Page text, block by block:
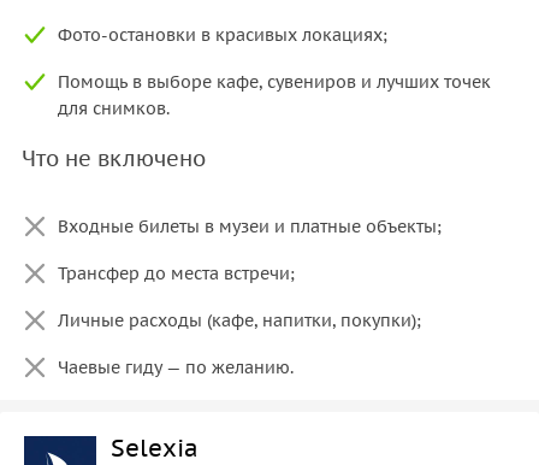
Фото-остановки в красивых локациях;
Помощь в выборе кафе, сувениров и лучших точек
для снимков.
Что не включено
Входные билеты в музеи и платные объекты;
Трансфер до места встречи;
Личные расходы (кафе, напитки, покупки);
Чаевые гиду — по желанию.
Selexia